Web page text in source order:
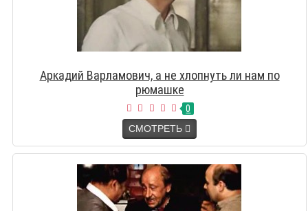
Аркадий Варламович, а не хлопнуть ли нам по
рюмашке
0
СМОТРЕТЬ